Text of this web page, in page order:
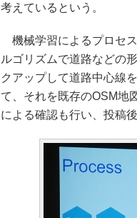
考えているという。
機械学習によるプロセ
ルゴリズムで道路などの
クアップして道路中心線
て、それを既存のOSM地
による確認も行い、投稿